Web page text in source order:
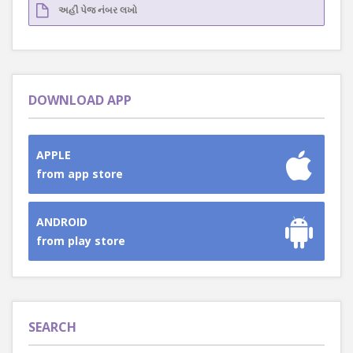
DOWNLOAD APP
APPLE
from app store
ANDROID
from play store
SEARCH